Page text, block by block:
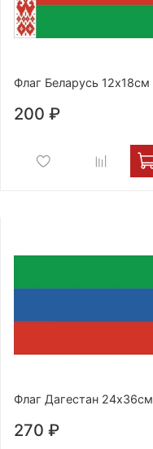
Флаг Беларусь 12х18см
200 ₽
Флаг Дагестан 24х36см
270 ₽